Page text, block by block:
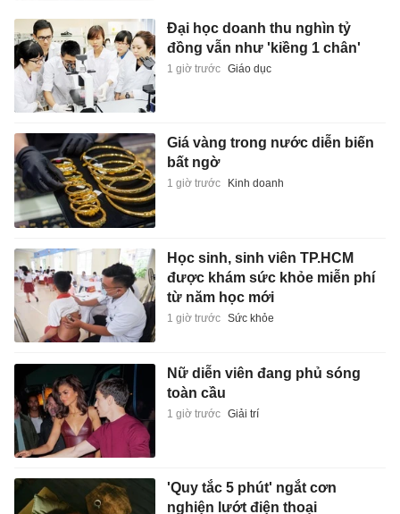
Đại học doanh thu nghìn tỷ
đồng vẫn như 'kiềng 1 chân'
1 giờ trước Giáo dục
Giá vàng trong nước diễn biến
bất ngờ
1 giờ trước Kinh doanh
Học sinh, sinh viên TP.HCM
được khám sức khỏe miễn phí
từ năm học mới
1 giờ trước Sức khỏe
Nữ diễn viên đang phủ sóng
toàn cầu
1 giờ trước Giải trí
'Quy tắc 5 phút' ngắt cơn
nghiện lướt điện thoại